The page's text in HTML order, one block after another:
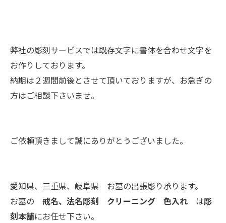
弊社の彫刻サービスでは既存文字に書体を合わせ文字を
お作りしております。
納期は２週間前後とさせて頂いておりますが、お急ぎの
方はご相談下さいませ。
ご依頼頂きまして誠にありがとうございました。
愛知県、三重県、岐阜県 お墓の出張彫り承ります。
お墓の 戒名、法名彫刻 クリーニング 色入れ は彫
刻本舗にお任せ下さい。